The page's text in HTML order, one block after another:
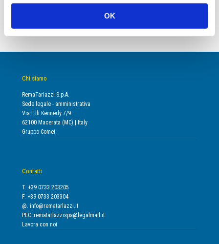
OK
Chi siamo
RemaTarlazzi S.p.A.
Sede legale - amministrativa
Via F.lli Kennedy 7/9
62100 Macerata (MC) | Italy
Gruppo Comet
Contatti
T. +39 0733 203205
F. +39 0733 203304
@. info@rematarlazzi.it
PEC. rematarlazzispa@legalmail.it
Lavora con noi